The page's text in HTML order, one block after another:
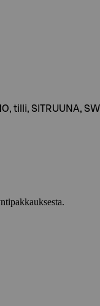
tilli, SITRUUNA,